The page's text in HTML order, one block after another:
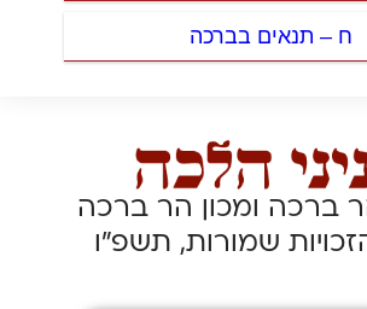
ח – תנאים בברכה
ברכה ומכון הר ברכה
שמורות, תשפ”ו